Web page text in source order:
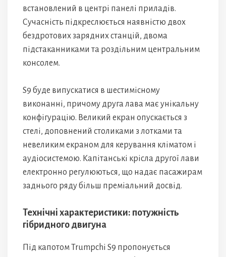
встановлений в центрі панелі приладів.
Сучасність підкреслюється наявністю двох
бездротових зарядних станцій, двома
підстаканниками та роздільним центральним
консолем.
S9 буде випускатися в шестимісному
виконанні, причому друга лава має унікальну
конфігурацію. Великий екран опускається з
стелі, доповнений столиками з лотками та
невеликим екраном для керування кліматом і
аудіосистемою. Капітанські крісла другої лави
електронно регулюються, що надає пасажирам
заднього ряду більш преміальний досвід.
Технічні характеристики: потужність
гібридного двигуна
Під капотом Trumpchi S9 пропонується